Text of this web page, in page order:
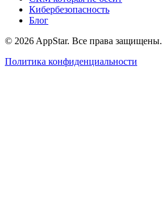
Кибербезопасность
Блог
© 2026 AppStar. Все права защищены.
Политика конфиденциальности